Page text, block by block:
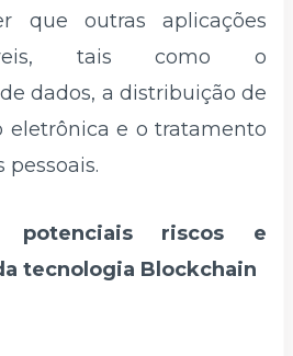
que outras aplicações
tais como o
dados, a distribuição de
eletrônica e o tratamento
potenciais riscos e
tecnologia Blockchain